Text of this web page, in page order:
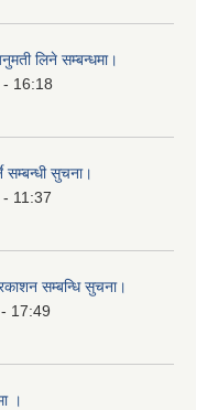
लिने सम्बन्धमा।
16:18
सम्बन्धी सुचना।
11:37
सम्बन्धि सुचना।
17:49
।